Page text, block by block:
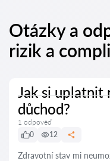
Otázky a
rizik a
Jak si uplatnit
důchod?
1 odpověď
0
12
Zdravotní stav mi